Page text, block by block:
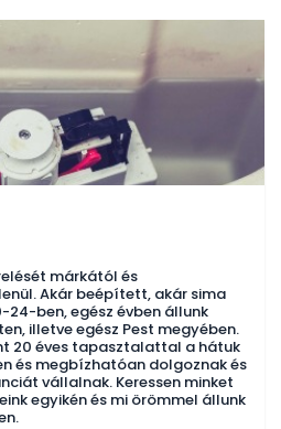
márkától és
Akár beépített, akár sima
ben, egész évben állunk
illetve egész Pest megyében.
20 éves tapasztalattal a hátuk
és megbízhatóan dolgoznak és
vállalnak. Keressen minket
egyikén és mi örömmel állunk